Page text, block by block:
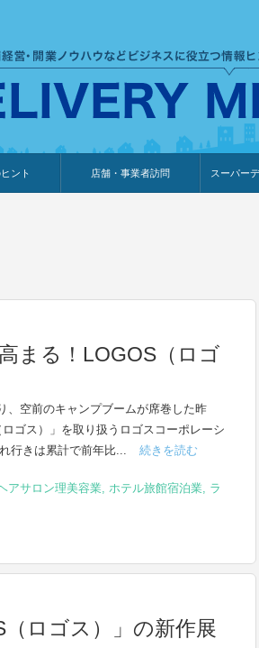
ント 店舗・事業者訪問 スーパー
まる！LOGOS（ロゴ
、空前のキャンプブームが席巻した昨
ゴス）」を取り扱うロゴスコーポレーシ
行きは累計で前年比...
続きを読む
アサロン理美容業, ホテル旅館宿泊業, ラ
ロゴス）」の新作展